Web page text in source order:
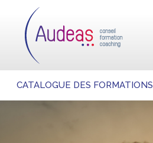
CATALOGUE DES FORMATIONS
CATALOGUE DES FORMATIONS